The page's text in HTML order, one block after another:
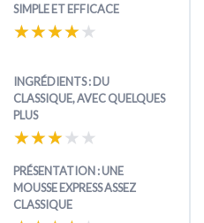
SIMPLE ET EFFICACE
★★★★★
★★★★★
INGRÉDIENTS : DU
CLASSIQUE, AVEC QUELQUES
PLUS
★★★★★
★★★★★
PRÉSENTATION : UNE
MOUSSE EXPRESS ASSEZ
CLASSIQUE